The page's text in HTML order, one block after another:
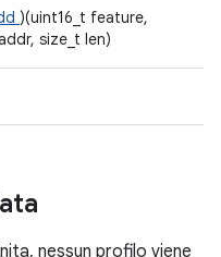
)(uint16_t feature,
size_t len)
nessun profilo viene